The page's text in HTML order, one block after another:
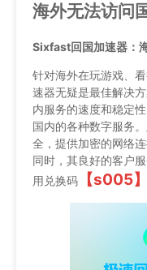
海外无法访问
Sixfast回国加速器：
针对海外在玩游戏、
速器无疑是最佳解决
内服务的速度和稳定
国内的各种数字服务
全，提供加密的网络
同时，其良好的客户
用兑换码
【s005】